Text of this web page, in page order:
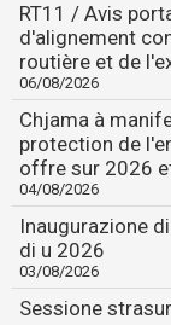
RT11 / Avis
d'alignement
routière et de
06/08/2026
Chjama à
protection de
offre sur 2026
04/08/2026
Inaugurazione
di u 2026
03/08/2026
Sessione